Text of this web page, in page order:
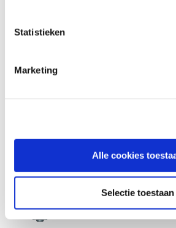
Statistieken
Marketing
Alle cookies
Selectie toestaan
Hm wisselmes 12 x
€ 6,49 excl. btw
Hm 405-8 schuine
mm hoek 15° met
8 mm)
Artikelnummer: 1071901